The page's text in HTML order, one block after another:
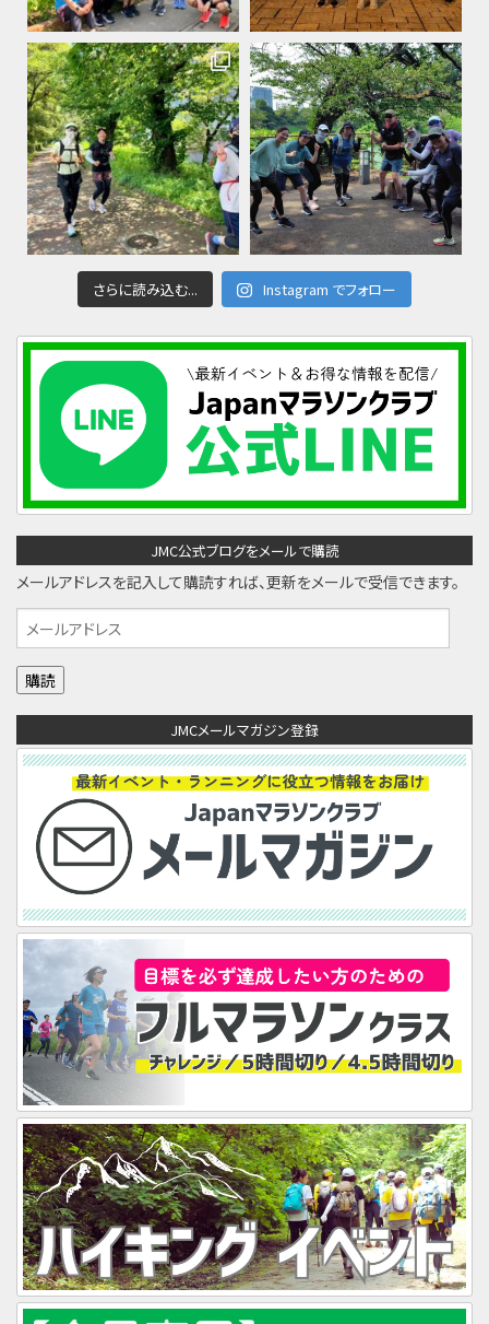
さらに読み込む... Instagram でフォロー
JMC公式ブログをメールで購読
メールアドレスを記入して購読すれば、更新をメールで受信できます。
メ
ー
ル
レ
JMCメールマガジン登録